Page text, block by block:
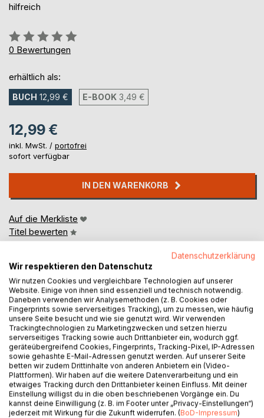
hilfreich
Bewertung::
0%
0 Bewertungen
erhältlich als:
BUCH 12,99 € E-BOOK 3,49 €
12,99 €
inkl. MwSt. / portofrei
sofort verfügbar
IN DEN WARENKORB
Auf die Merkliste
Titel bewerten
BESCHREIBUNG
Geschichten und Rezessionen aus einem schwäbischen
Leben!
Geschichtle und Gedichtle über Alltagsbegebenheiten in
schwäbischer Mundart (Erstlingswerke sind teils auch in
Hochdeutsch abgedruckt)
Datenschutzerklärung
Wir respektieren den Datenschutz
Wir nutzen Cookies und vergleichbare Technologien auf unserer
Website. Einige von ihnen sind essenziell und technisch notwendig.
Daneben verwenden wir Analysemethoden (z. B. Cookies oder
Fingerprints sowie serverseitiges Tracking), um zu messen, wie häufig
unsere Seite besucht und wie sie genutzt wird. Wir verwenden
Trackingtechnologien zu Marketingzwecken und setzen hierzu
serverseitiges Tracking sowie auch Drittanbieter ein, wodurch ggf.
geräteübergreifend Cookies, Fingerprints, Tracking-Pixel, IP-Adressen
sowie gehashte E-Mail-Adressen genutzt werden. Auf unserer Seite
betten wir zudem Drittinhalte von anderen Anbietern ein (Video-
Plattformen). Wir haben auf die weitere Datenverarbeitung und ein
etwaiges Tracking durch den Drittanbieter keinen Einfluss. Mit deiner
Einstellung willigst du in die oben beschriebenen Vorgänge ein. Du
kannst deine Einwilligung (z. B. im Footer unter „Privacy-Einstellungen“)
jederzeit mit Wirkung für die Zukunft widerrufen. (BoD-Impressum)